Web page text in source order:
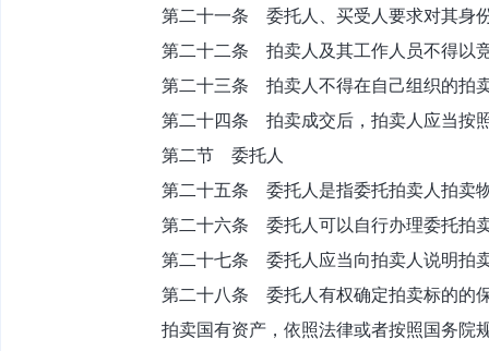
第二十一条 委托人、买受人要求对其身份
第二十二条 拍卖人及其工作人员不得以竞
第二十三条 拍卖人不得在自己组织的拍卖
第二十四条 拍卖成交后，拍卖人应当按照
第二节 委托人
第二十五条 委托人是指委托拍卖人拍卖物
第二十六条 委托人可以自行办理委托拍卖
第二十七条 委托人应当向拍卖人说明拍卖
第二十八条 委托人有权确定拍卖标的的保
拍卖国有资产，依照法律或者按照国务院规